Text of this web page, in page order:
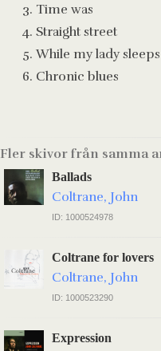
Time was
Straight street
While my lady sleeps
Chronic blues
Fler skivor från samma
Ballads
Coltrane, John
ID: 1000524978
Coltrane for lovers
Coltrane, John
ID: 1000523290
Expression